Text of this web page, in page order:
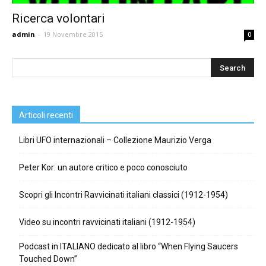
Ricerca volontari
admin - 19 Novembre 2015 0
Articoli recenti
Libri UFO internazionali – Collezione Maurizio Verga
Peter Kor: un autore critico e poco conosciuto
Scopri gli Incontri Ravvicinati italiani classici (1912-1954)
Video su incontri ravvicinati italiani (1912-1954)
Podcast in ITALIANO dedicato al libro “When Flying Saucers
Touched Down”